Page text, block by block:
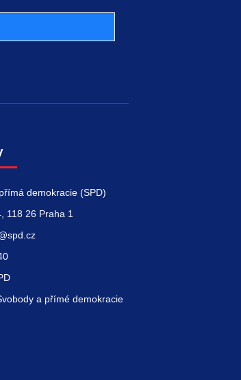
demokracie (SPD)
118 26 Praha 1
a přímé demokracie